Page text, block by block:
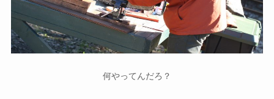
何やってんだろ？